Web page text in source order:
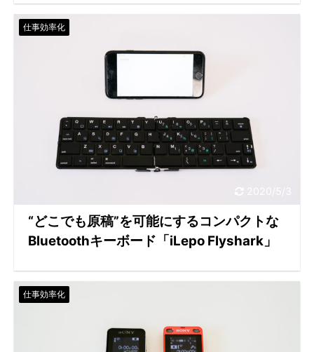
仕事効率化
“どこでも原稿”を可能にするコンパクトな
Bluetoothキーボード「iLepo Flyshark」
仕事効率化